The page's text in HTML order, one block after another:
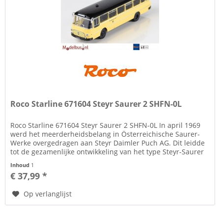
Roco Starline 671604 Steyr Saurer 2 SHFN-0L
Roco Starline 671604 Steyr Saurer 2 SHFN-0L In april 1969
werd het meerderheidsbelang in Österreichische Saurer-
Werke overgedragen aan Steyr Daimler Puch AG. Dit leidde
tot de gezamenlijke ontwikkeling van het type Steyr-Saurer
Inhoud 1
€ 37,99 *
Op verlanglijst